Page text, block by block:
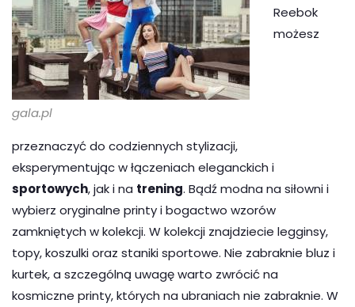
gala.pl
Reebok
możesz
przeznaczyć do codziennych stylizacji,
eksperymentując w łączeniach eleganckich i
sportowych, jak i na trening. Bądź modna na siłowni i
wybierz oryginalne printy i bogactwo wzorów
zamkniętych w kolekcji. W kolekcji znajdziecie legginsy,
topy, koszulki oraz staniki sportowe. Nie zabraknie bluz i
kurtek, a szczególną uwagę warto zwrócić na
kosmiczne printy, których na ubraniach nie zabraknie. W